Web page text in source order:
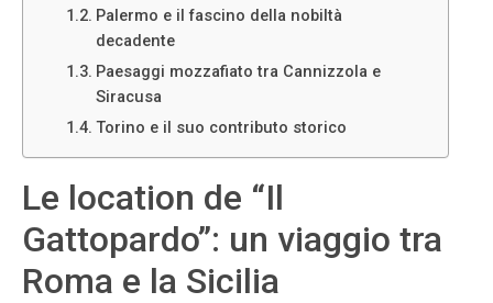
Palermo e il fascino della nobiltà
decadente
Paesaggi mozzafiato tra Cannizzola e
Siracusa
Torino e il suo contributo storico
Le location de “Il
Gattopardo”: un viaggio tra
Roma e la Sicilia